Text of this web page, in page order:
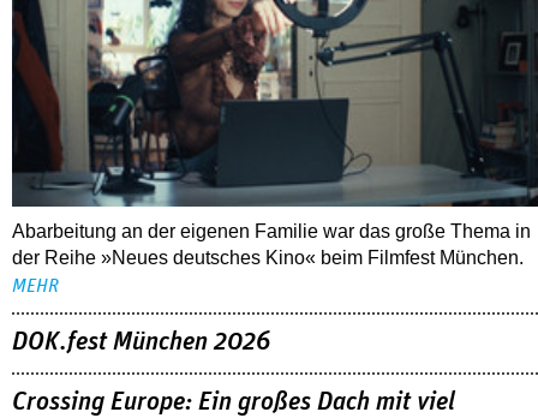
Abarbeitung an der eigenen Familie war das große Thema in
der Reihe »Neues deutsches Kino« beim Filmfest München.
MEHR
DOK.fest München 2026
Crossing Europe: Ein großes Dach mit viel